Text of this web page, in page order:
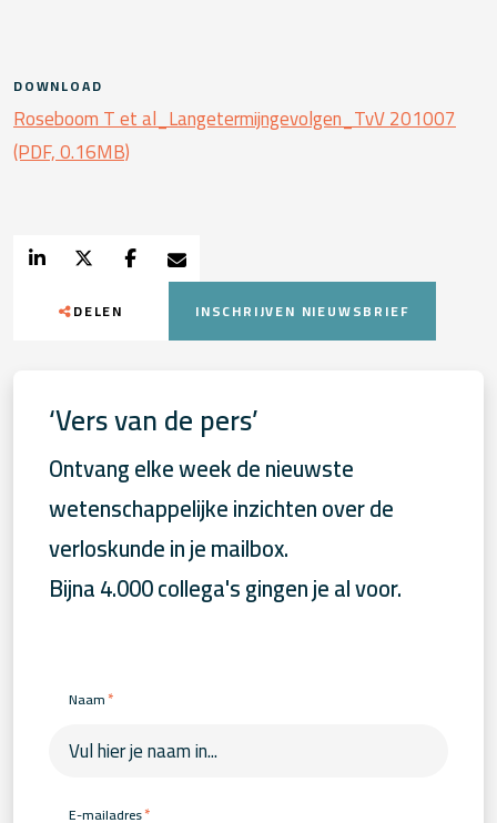
DOWNLOAD
Roseboom T et al_Langetermijngevolgen_TvV 201007
(PDF, 0.16MB)
DELEN INSCHRIJVEN NIEUWSBRIEF
‘Vers van de pers’
Ontvang elke week de nieuwste
wetenschappelijke inzichten over de
verloskunde in je mailbox.
Bijna 4.000 collega's gingen je al voor.
Naam*
E-mailadres*